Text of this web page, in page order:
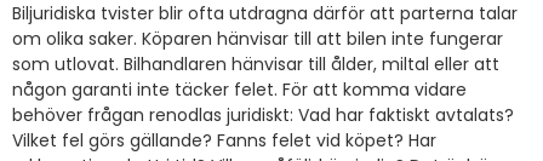
Biljuridiska tvister blir ofta utdragna därför att parterna talar
om olika saker. Köparen hänvisar till att bilen inte fungerar
som utlovat. Bilhandlaren hänvisar till ålder, miltal eller att
någon garanti inte täcker felet. För att komma vidare
behöver frågan renodlas juridiskt: Vad har faktiskt avtalats?
Vilket fel görs gällande? Fanns felet vid köpet? Har